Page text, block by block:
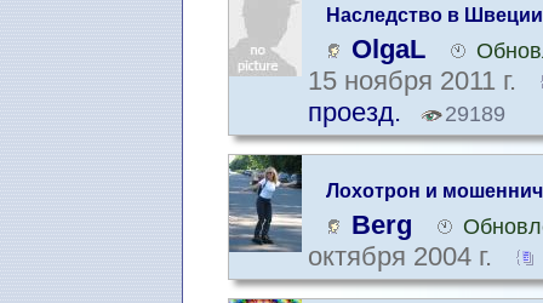
Наследство в Швеции
OlgaL
15 ноября 2011 г.
проезд.
29189
Лохотрон и
Berg
октября 2004 г.